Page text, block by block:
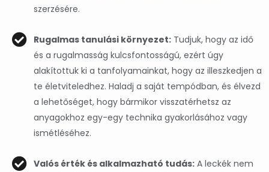
szerzésére.
Rugalmas tanulási környezet: Tudjuk, hogy az idő
és a rugalmasság kulcsfontosságú, ezért úgy
alakítottuk ki a tanfolyamainkat, hogy az illeszkedjen a
te életviteledhez. Haladj a saját tempódban, és élvezd
a lehetőséget, hogy bármikor visszatérhetsz az
anyagokhoz egy-egy technika gyakorlásához vagy
ismétléséhez.
Valós érték és alkalmazható tudás: A leckék nem